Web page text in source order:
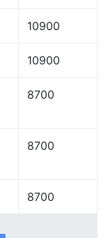
10900
10900
8700
8700
8700